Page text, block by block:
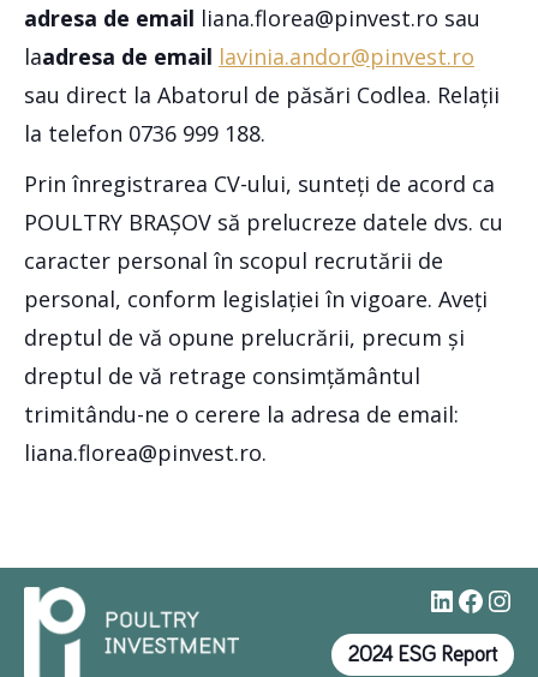
adresa de email liana.florea@pinvest.ro sau
laadresa de email lavinia.andor@pinvest.ro
sau direct la Abatorul de păsări Codlea. Relații
la telefon 0736 999 188.
Prin înregistrarea CV-ului, sunteți de acord ca
POULTRY BRAȘOV să prelucreze datele dvs. cu
caracter personal în scopul recrutării de
personal, conform legislației în vigoare. Aveți
dreptul de vă opune prelucrării, precum și
dreptul de vă retrage consimțământul
trimitându-ne o cerere la adresa de email:
liana.florea@pinvest.ro.
#
2024 ESG Report